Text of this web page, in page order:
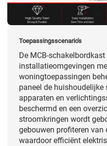
Toepassingsscenario's
De MCB-
installatieomgevingen
woningtoepassingen
paneel de
apparaten en
beschermd en een
stroomkringen wordt
gebouwen profiteren van
waardoor efficiënt